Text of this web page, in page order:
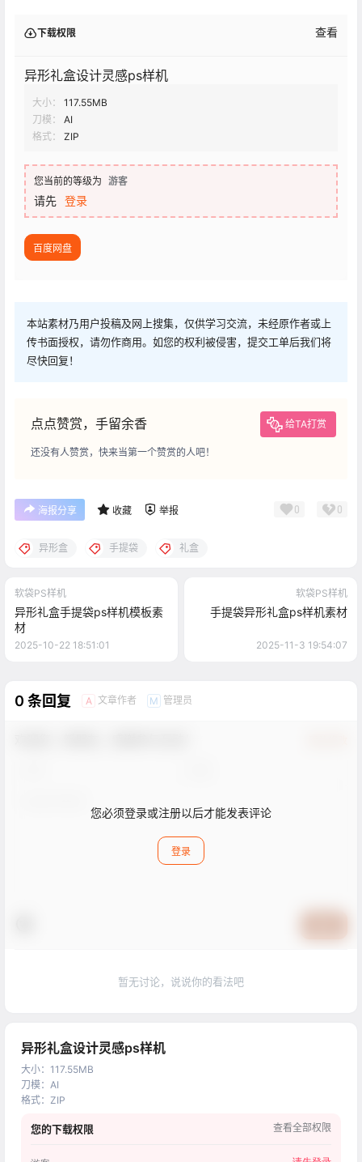
下载权限 查看
异形礼盒设计灵感ps样机
大小：
117.55MB
刀模：
AI
格式：
ZIP
您当前的等级为 游客
请先 登录
百度网盘
本站素材乃用户投稿及网上搜集，仅供学习交流，未经原作者或上
传书面授权，请勿作商用。如您的权利被侵害，提交工单后我们将
尽快回复！
点点赞赏，手留余香 给TA打赏
还没有人赞赏，快来当第一个赞赏的人吧！
海报分享 收藏 举报 0 0
异形盒 手提袋 礼盒
软袋PS样机
异形礼盒手提袋ps样机模板素
材
2025-10-22 18:51:01
软袋PS样机
手提袋异形礼盒ps样机素材
2025-11-3 19:54:07
0 条回复 A 文章作者 M 管理员
您必须登录或注册以后才能发表评论
登录
暂无讨论，说说你的看法吧
异形礼盒设计灵感ps样机
大小： 117.55MB
刀模： AI
格式： ZIP
您的下载权限 查看全部权限